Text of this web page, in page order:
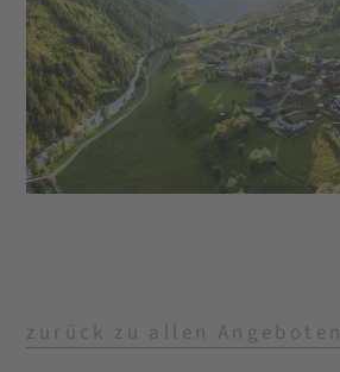
zurück zu allen Angeboten